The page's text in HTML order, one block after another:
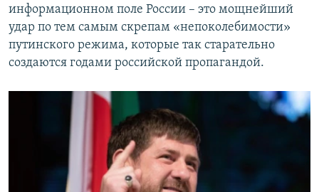
информационном поле России – это мощнейший
удар по тем самым скрепам «непоколебимости»
путинского режима, которые так старательно
создаются годами российской пропагандой.